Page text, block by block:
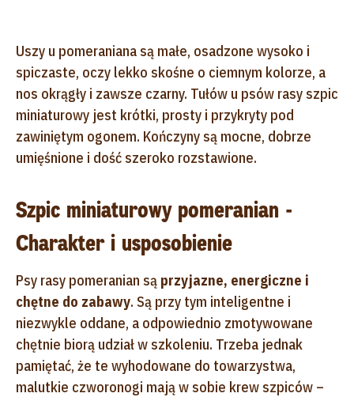
Uszy u pomeraniana są małe, osadzone wysoko i
spiczaste, oczy lekko skośne o ciemnym kolorze, a
nos okrągły i zawsze czarny. Tułów u psów rasy szpic
miniaturowy jest krótki, prosty i przykryty pod
zawiniętym ogonem. Kończyny są mocne, dobrze
umięśnione i dość szeroko rozstawione.
Szpic miniaturowy pomeranian -
Charakter i usposobienie
Psy rasy pomeranian są przyjazne, energiczne i
chętne do zabawy. Są przy tym inteligentne i
niezwykle oddane, a odpowiednio zmotywowane
chętnie biorą udział w szkoleniu. Trzeba jednak
pamiętać, że te wyhodowane do towarzystwa,
malutkie czworonogi mają w sobie krew szpiców –